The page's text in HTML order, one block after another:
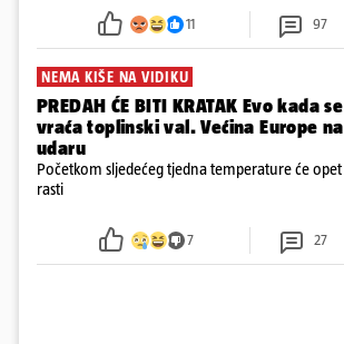
požar, rekao je vlasnik
11 97
NEMA KIŠE NA VIDIKU
PREDAH ĆE BITI KRATAK Evo kada se
vraća toplinski val. Većina Europe na
udaru
Početkom sljedećeg tjedna temperature će opet
rasti
7 27